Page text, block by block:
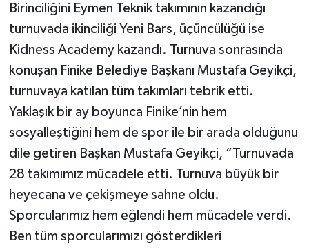
Birinciliğini Eymen Teknik takımının kazandığı
turnuvada ikinciliği Yeni Bars, üçüncülüğü ise
Kidness Academy kazandı. Turnuva sonrasında
konuşan Finike Belediye Başkanı Mustafa Geyikçi,
turnuvaya katılan tüm takımları tebrik etti.
Yaklaşık bir ay boyunca Finike’nin hem
sosyalleştiğini hem de spor ile bir arada olduğunu
dile getiren Başkan Mustafa Geyikçi, “Turnuvada
28 takımımız mücadele etti. Turnuva büyük bir
heyecana ve çekişmeye sahne oldu.
Sporcularımız hem eğlendi hem mücadele verdi.
Ben tüm sporcularımızı gösterdikleri
Televizyon
Turizm
Yaşam